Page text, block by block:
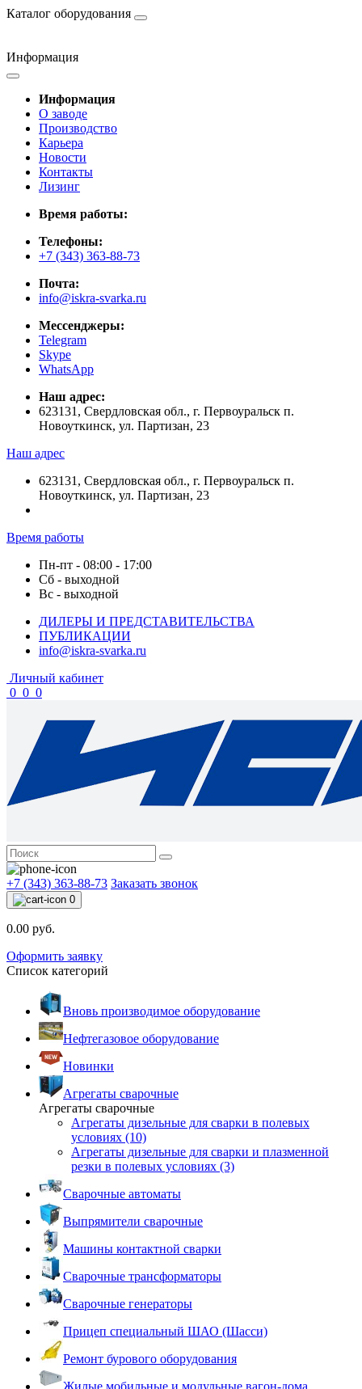
Каталог оборудования
Информация
Информация
О заводе
Производство
Карьера
Новости
Контакты
Лизинг
Время работы:
Телефоны:
+7 (343) 363-88-73
Почта:
info@iskra-svarka.ru
Мессенджеры:
Telegram
Skype
WhatsApp
Наш адрес:
623131, Свердловская обл., г. Первоуральск п.
Новоуткинск, ул. Партизан, 23
Наш адрес
623131, Свердловская обл., г. Первоуральск п.
Новоуткинск, ул. Партизан, 23
Время работы
Пн-пт - 08:00 - 17:00
Сб - выходной
Вс - выходной
ДИЛЕРЫ И ПРЕДСТАВИТЕЛЬСТВА
ПУБЛИКАЦИИ
info@iskra-svarka.ru
Личный кабинет
0 0 0
+7 (343) 363-88-73 Заказать звонок
0
0.00 руб.
Оформить заявку
Список категорий
Вновь производимое оборудование
Нефтегазовое оборудование
Новинки
Агрегаты сварочные
Агрегаты сварочные
Агрегаты дизельные для сварки в полевых
условиях (10)
Агрегаты дизельные для сварки и плазменной
резки в полевых условиях (3)
Сварочные автоматы
Выпрямители сварочные
Машины контактной сварки
Сварочные трансформаторы
Сварочные генераторы
Прицеп специальный ШАО (Шасси)
Ремонт бурового оборудования
Жилые мобильные и модульные вагон-дома